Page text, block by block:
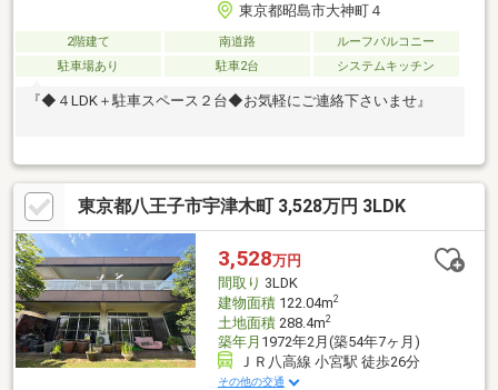
東京都昭島市大神町４
2階建て 南道路
ルーフバルコニー
駐車場あり
駐車2台 システムキッチン
『◆４LDK＋駐車スペース２台◆お気軽にご連絡下さいませ』
東京都八王子市宇津木町 3,528万円 3LDK
3,528万円
間取り 3LDK
建物面積122.04m2
土地面積288.4m2
築年月 1972年2月(築54年7ヶ月)
ＪＲ八高線 小宮駅 徒歩26分
その他の交通